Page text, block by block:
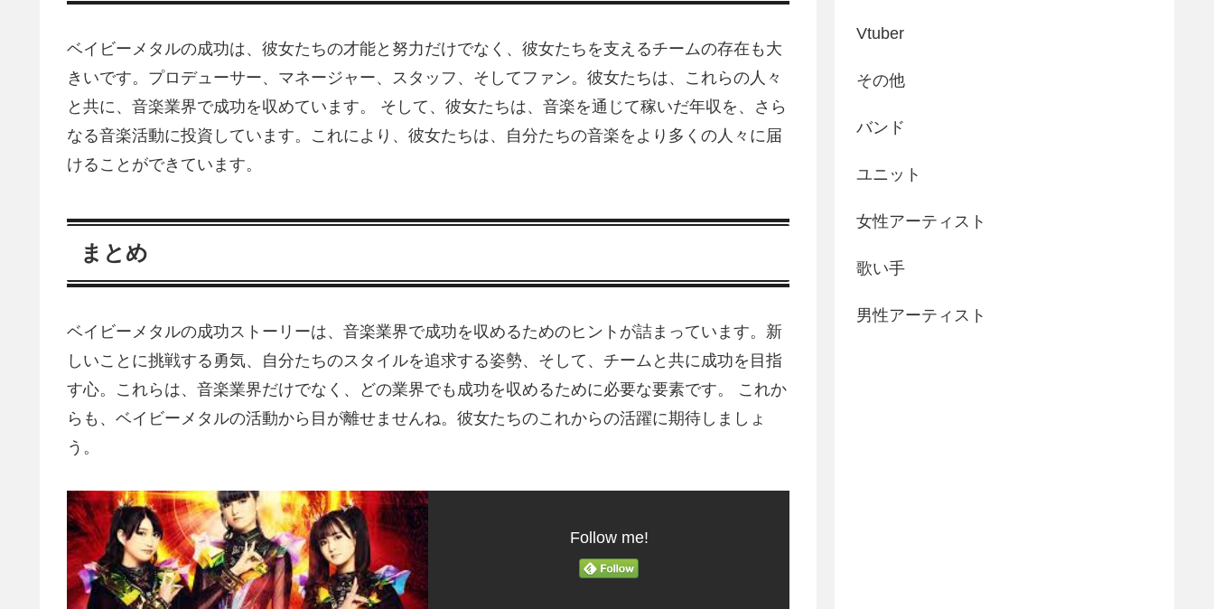
ベイビーメタルの成功は、彼女たちの才能と努力だけでなく、彼女たちを支えるチームの存在も大
きいです。プロデューサー、マネージャー、スタッフ、そしてファン。彼女たちは、これらの人々
と共に、音楽業界で成功を収めています。 そして、彼女たちは、音楽を通じて稼いだ年収を、さら
なる音楽活動に投資しています。これにより、彼女たちは、自分たちの音楽をより多くの人々に届
けることができています。
まとめ
ベイビーメタルの成功ストーリーは、音楽業界で成功を収めるためのヒントが詰まっています。新
しいことに挑戦する勇気、自分たちのスタイルを追求する姿勢、そして、チームと共に成功を目指
す心。これらは、音楽業界だけでなく、どの業界でも成功を収めるために必要な要素です。 これか
らも、ベイビーメタルの活動から目が離せませんね。彼女たちのこれからの活躍に期待しましょ
う。
Follow me!
Vtuber
その他
バンド
ユニット
女性アーティスト
歌い手
男性アーティスト